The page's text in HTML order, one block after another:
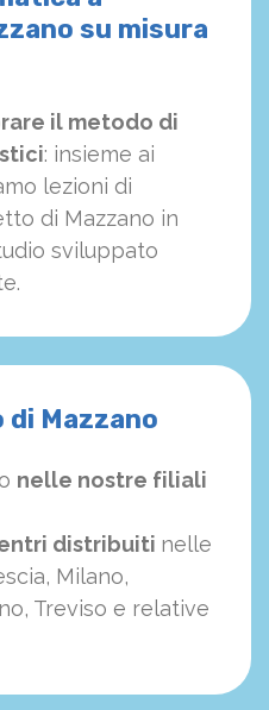
su misura
il metodo di
: insieme ai
lezioni di
di Mazzano in
sviluppato
Mazzano
nelle nostre filiali
distribuiti nelle
Milano,
Treviso e relative